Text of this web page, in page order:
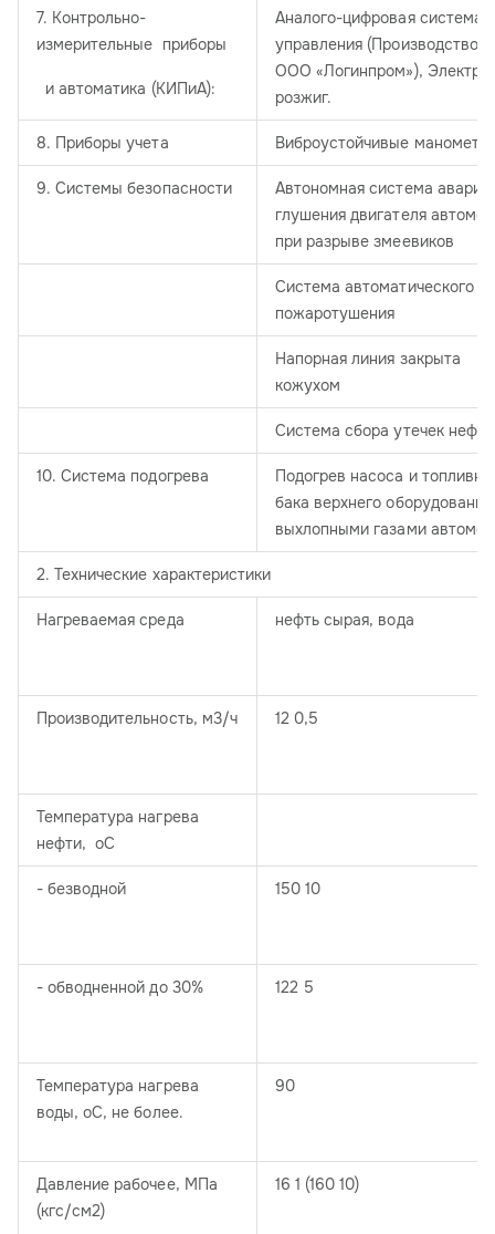
7. Контрольно-
измерительные приборы
и автоматика (КИПиА):​
Аналого-цифровая система
управления (Производство
ООО «Логинпром»),
розжиг.
8. Приборы учета Виброустойчивые
9. Системы безопасности
Автономная система
глушения двигателя
при разрыве змеевиков
Система автоматического
пожаротушения
Напорная линия закрыта
кожухом
Система сбора утечек нефти
10. Система подогрева
Подогрев насоса и
бака верхнего оборудования
выхлопными газами
2. Технические характеристики
Нагреваемая среда нефть сырая, вода
Производительность, м3/ч 12 0,5
Температура нагрева
нефти, оС
- безводной 150 10
- обводненной до 30% 122 5
Температура нагрева
воды, оС, не более.
90
Давление рабочее, МПа
(кгс/см2)
16 1 (160 10)